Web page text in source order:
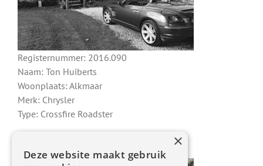
Registernummer: 2016.090
Naam: Ton Huiberts
Woonplaats: Alkmaar
Merk: Chrysler
Type: Crossfire Roadster
Deze website maakt gebruik
×